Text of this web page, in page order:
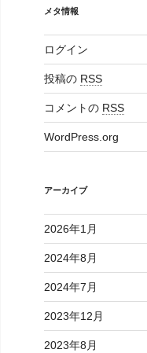
メタ情報
ログイン
投稿の RSS
コメントの RSS
WordPress.org
アーカイブ
2026年1月
2024年8月
2024年7月
2023年12月
2023年8月